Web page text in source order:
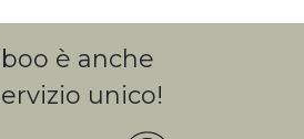
è anche
unico!